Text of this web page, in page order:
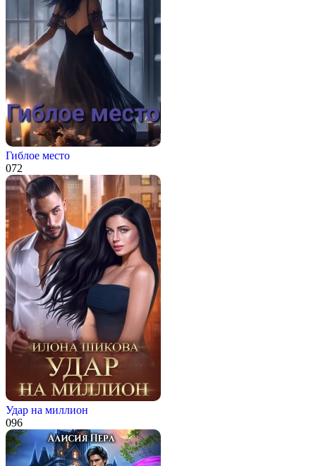
Гиблое место
072
Удар на миллион
096